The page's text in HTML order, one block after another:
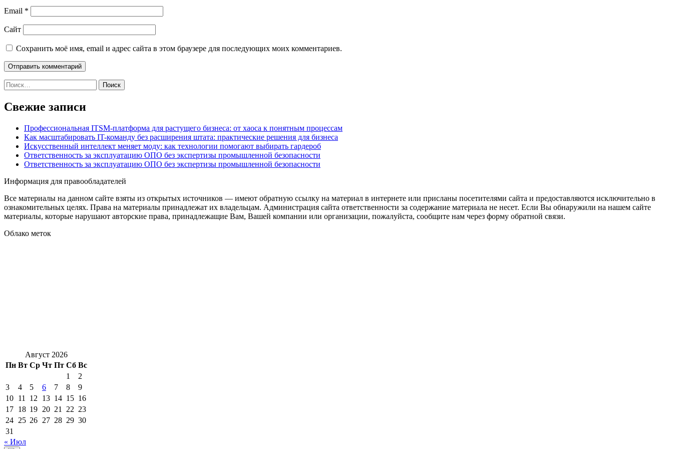
Email *
Сайт
Сохранить моё имя, email и адрес сайта в этом браузере для последующих моих комментариев.
Найти:
Свежие записи
Профессиональная ITSM-платформа для растущего бизнеса: от хаоса к понятным процессам
Как масштабировать IT-команду без расширения штата: практические решения для бизнеса
Искусственный интеллект меняет моду: как технологии помогают выбирать гардероб
Ответственность за эксплуатацию ОПО без экспертизы промышленной безопасности
Ответственность за эксплуатацию ОПО без экспертизы промышленной безопасности
Информация для правообладателей
Все материалы на данном сайте взяты из открытых источников — имеют обратную ссылку на материал в интернете или присланы посетителями сайта и предоставляются исключительно в
ознакомительных целях. Права на материалы принадлежат их владельцам. Администрация сайта ответственности за содержание материала не несет. Если Вы обнаружили на нашем сайте
материалы, которые нарушают авторские права, принадлежащие Вам, Вашей компании или организации, пожалуйста, сообщите нам через форму обратной связи.
Облако меток
Август 2026
Пн Вт Ср Чт Пт Сб Вс
1
2
3
4 5 6 7 8
9
10 11 12 13 14 15 16
17 18 19 20 21 22 23
24 25 26 27 28 29 30
31
« Июл